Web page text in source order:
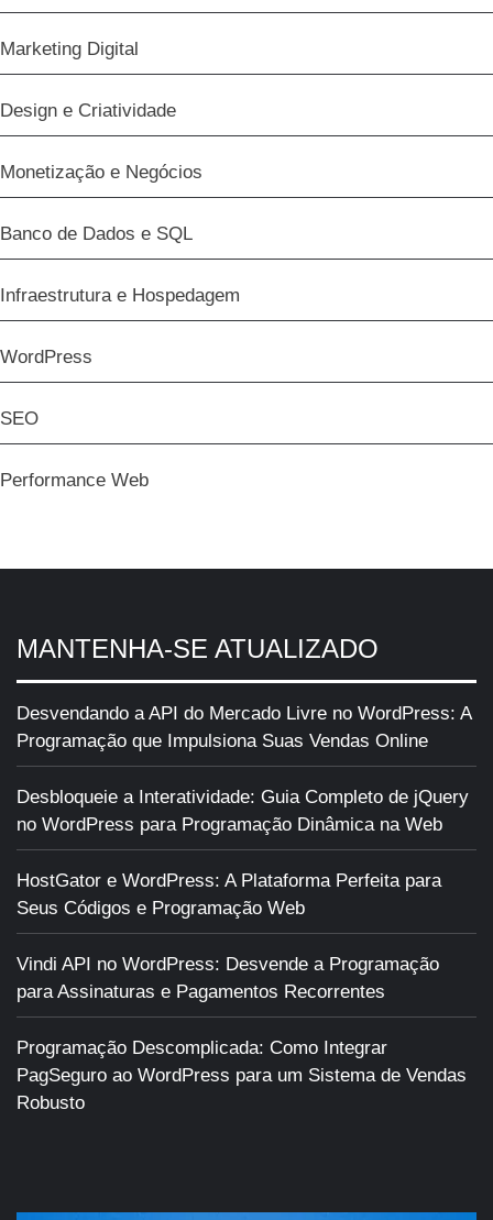
Marketing Digital
Design e Criatividade
Monetização e Negócios
Banco de Dados e SQL
Infraestrutura e Hospedagem
WordPress
SEO
Performance Web
MANTENHA-SE ATUALIZADO
Desvendando a API do Mercado Livre no WordPress: A
Programação que Impulsiona Suas Vendas Online
Desbloqueie a Interatividade: Guia Completo de jQuery
no WordPress para Programação Dinâmica na Web
HostGator e WordPress: A Plataforma Perfeita para
Seus Códigos e Programação Web
Vindi API no WordPress: Desvende a Programação
para Assinaturas e Pagamentos Recorrentes
Programação Descomplicada: Como Integrar
PagSeguro ao WordPress para um Sistema de Vendas
Robusto